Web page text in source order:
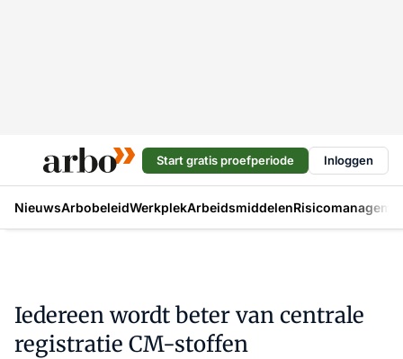
Start gratis proefperiode Inloggen
NieuwsArbobeleidWerkplekArbeidsmiddelen
Iedereen wordt beter van centrale
registratie CM-stoffen